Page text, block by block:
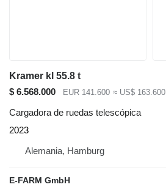
Kramer kl 55.8 t
$ 6.568.000
EUR 141.600 ≈ US$ 163.600
Cargadora de ruedas telescópica
2023
Alemania, Hamburg
E-FARM GmbH